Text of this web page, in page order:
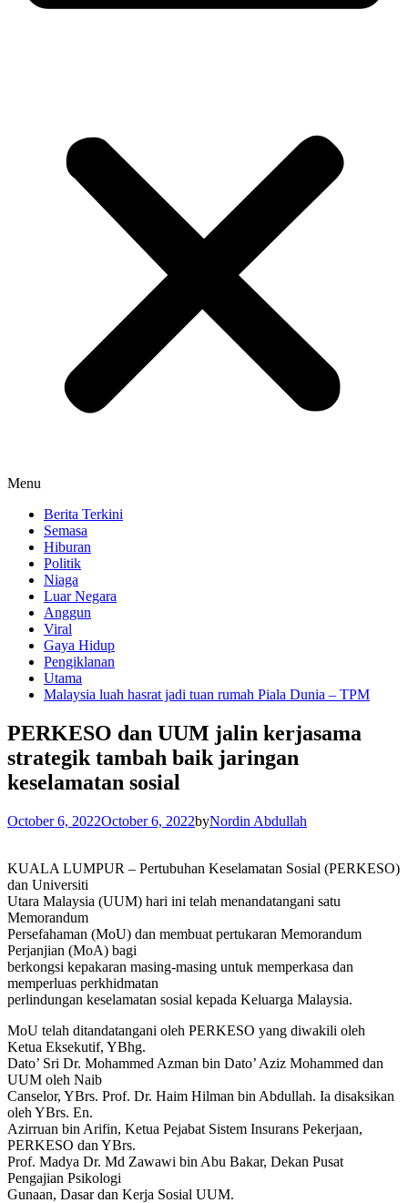
Menu
Berita Terkini
Semasa
Hiburan
Politik
Niaga
Luar Negara
Anggun
Viral
Gaya Hidup
Pengiklanan
Utama
Malaysia luah hasrat jadi tuan rumah Piala Dunia – TPM
PERKESO dan UUM jalin kerjasama
strategik tambah baik jaringan
keselamatan sosial
October 6, 2022October 6, 2022byNordin Abdullah
KUALA LUMPUR – Pertubuhan Keselamatan Sosial (PERKESO)
dan Universiti
Utara Malaysia (UUM) hari ini telah menandatangani satu
Memorandum
Persefahaman (MoU) dan membuat pertukaran Memorandum
Perjanjian (MoA) bagi
berkongsi kepakaran masing-masing untuk memperkasa dan
memperluas perkhidmatan
perlindungan keselamatan sosial kepada Keluarga Malaysia.
MoU telah ditandatangani oleh PERKESO yang diwakili oleh
Ketua Eksekutif, YBhg.
Dato’ Sri Dr. Mohammed Azman bin Dato’ Aziz Mohammed dan
UUM oleh Naib
Canselor, YBrs. Prof. Dr. Haim Hilman bin Abdullah. Ia disaksikan
oleh YBrs. En.
Azirruan bin Arifin, Ketua Pejabat Sistem Insurans Pekerjaan,
PERKESO dan YBrs.
Prof. Madya Dr. Md Zawawi bin Abu Bakar, Dekan Pusat
Pengajian Psikologi
Gunaan, Dasar dan Kerja Sosial UUM.